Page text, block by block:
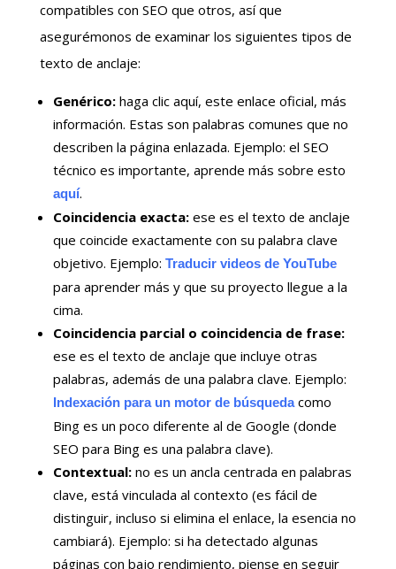
compatibles con SEO que otros, así que
asegurémonos de examinar los siguientes tipos de
texto de anclaje:
Genérico:haga clic aquí, este enlace oficial, más
información. Estas son palabras comunes que no
describen la página enlazada. Ejemplo: el SEO
técnico es importante, aprende más sobre esto
aquí.
Coincidencia exacta:ese es el texto de anclaje
que coincide exactamente con su palabra clave
objetivo. Ejemplo: Traducir videos de YouTube
para aprender más y que su proyecto llegue a la
cima.
Coincidencia parcial o coincidencia de frase:
ese es el texto de anclaje que incluye otras
palabras, además de una palabra clave. Ejemplo:
Indexación para un motor de búsquedacomo
Bing es un poco diferente al de Google (donde
SEO para Bing es una palabra clave).
Contextual:no es un ancla centrada en palabras
clave, está vinculada al contexto (es fácil de
distinguir, incluso si elimina el enlace, la esencia no
cambiará). Ejemplo: si ha detectado algunas
páginas con bajo rendimiento, piense en seguir